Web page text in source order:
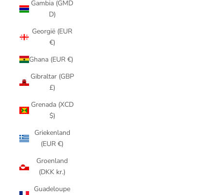
Gambia (GMD
D)
Georgië (EUR
€)
Ghana (EUR €)
Gibraltar (GBP
£)
Grenada (XCD
$)
Griekenland
(EUR €)
Groenland
(DKK kr.)
Guadeloupe